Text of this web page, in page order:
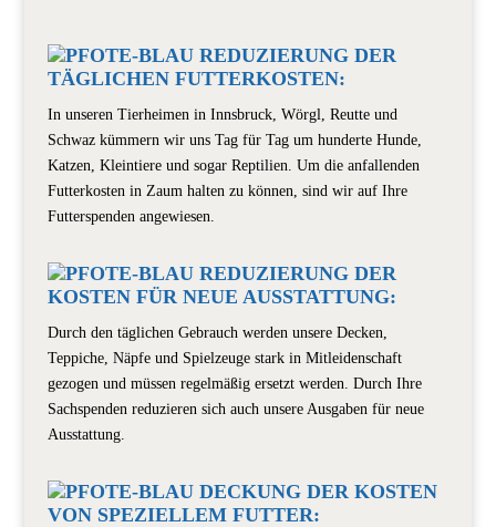
REDUZIERUNG DER
TÄGLICHEN FUTTERKOSTEN:
In unseren Tierheimen in Innsbruck, Wörgl, Reutte und
Schwaz kümmern wir uns Tag für Tag um hunderte Hunde,
Katzen, Kleintiere und sogar Reptilien. Um die anfallenden
Futterkosten in Zaum halten zu können, sind wir auf Ihre
Futterspenden angewiesen.
REDUZIERUNG DER
KOSTEN FÜR NEUE AUSSTATTUNG:
Durch den täglichen Gebrauch werden unsere Decken,
Teppiche, Näpfe und Spielzeuge stark in Mitleidenschaft
gezogen und müssen regelmäßig ersetzt werden. Durch Ihre
Sachspenden reduzieren sich auch unsere Ausgaben für neue
Ausstattung.
DECKUNG DER KOSTEN
VON SPEZIELLEM FUTTER: